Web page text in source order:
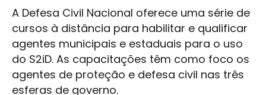
A Defesa Civil Nacional oferece uma série de
cursos à distância para habilitar e qualificar
agentes municipais e estaduais para o uso
do S2iD. As capacitações têm como foco os
agentes de proteção e defesa civil nas três
esferas de governo.